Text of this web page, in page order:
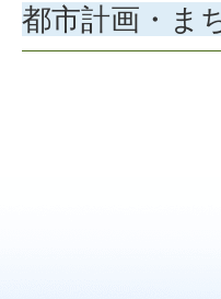
都市計画・ま